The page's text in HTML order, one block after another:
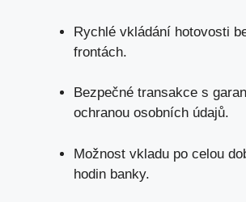
Rychlé vkládání hotovosti
frontách.
Bezpečné transakce s
ochranou osobních údajů.
Možnost vkladu po celou
hodin banky.